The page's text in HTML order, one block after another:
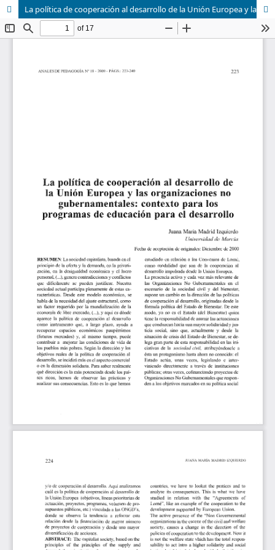
La política de cooperación al desarrollo de la Unión Europea y las organizaciones no gubernamentales: contexto para los programas de educación para el desarrollo